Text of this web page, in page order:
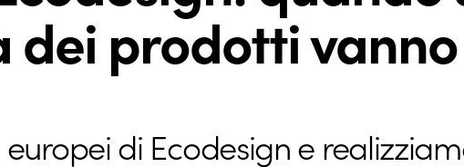
dei prodotti
di Ecodesign e